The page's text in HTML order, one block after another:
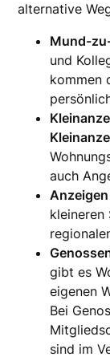
alternative
Mund-
und
kommen
auch
kleineren
gibt es
eigenen
Bei
sind im